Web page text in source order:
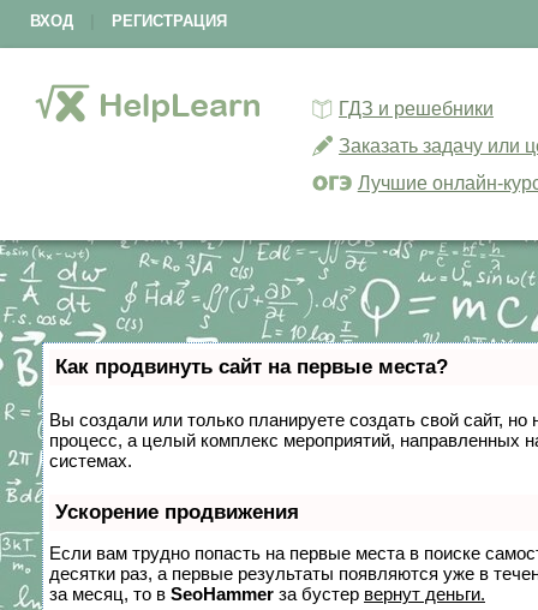
ВХОД РЕГИСТРАЦИЯ
ГДЗ и решебники
Заказать задачу или
Лучшие онлайн-
Как продвинуть сайт на первые места?
Вы создали или только планируете создать свой сайт,
процесс, а целый комплекс мероприятий, направленных
системах.
Ускорение продвижения
Если вам трудно попасть на первые места в поиске
десятки раз, а первые результаты появляются уже в
за месяц, то в SeoHammer за бустер вернут деньги.